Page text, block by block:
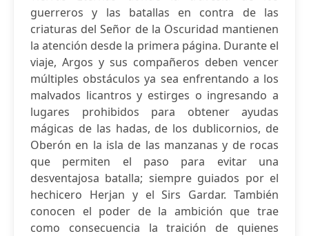
guerreros y las batallas en contra de las
criaturas del Señor de la Oscuridad mantienen
la atención desde la primera página. Durante el
viaje, Argos y sus compañeros deben vencer
múltiples obstáculos ya sea enfrentando a los
malvados licantros y estirges o ingresando a
lugares prohibidos para obtener ayudas
mágicas de las hadas, de los dublicornios, de
Oberón en la isla de las manzanas y de rocas
que permiten el paso para evitar una
desventajosa batalla; siempre guiados por el
hechicero Herjan y el Sirs Gardar. También
conocen el poder de la ambición que trae
como consecuencia la traición de quienes